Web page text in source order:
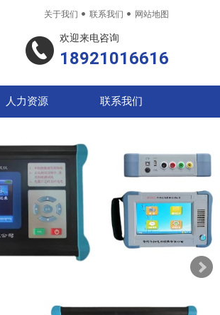
关于我们  联系我们  网站地图
欢迎来电咨询
18921016616
人力资源 联系我们